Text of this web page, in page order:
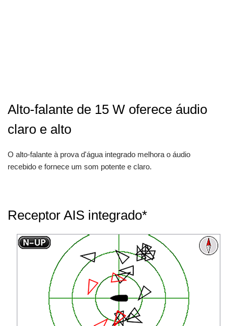
Alto-falante de 15 W oferece áudio
claro e alto
O alto-falante à prova d'água integrado melhora o áudio
recebido e fornece um som potente e claro.
Receptor AIS integrado*